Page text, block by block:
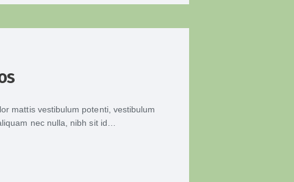
mattis vestibulum potenti, vestibulum
nec nulla, nibh sit id…